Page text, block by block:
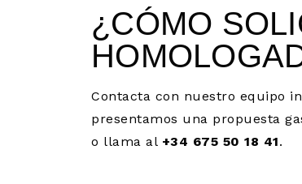
¿CÓMO
Contacta con nuestro equipo
presentamos una propuesta
o llama al +34 675 50 18 41.